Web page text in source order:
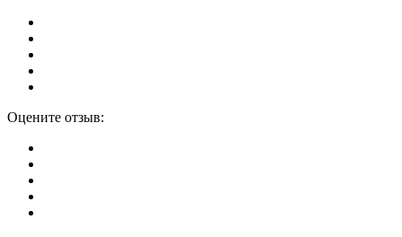
Оцените отзыв: